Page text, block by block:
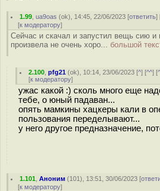
1.99 ,ua9oas (ok), 14:45, 22/06/2023 [ответить]
[к модератору]
Сейчас и скачал и запустил вещь сию и
произвела не очень хоро... большой
2.100 ,pfg21 (ok), 10:14, 23/06/2023 [^] [^^] [
[к модератору]
ужас какой :) сколь много еще
тебе, о юный падаван...
опять мамкины хацкеры кали в
пользования переделывают...
у него другое предназначение,
1.101 ,Аноним (101), 13:51, 30/06/2023 [
[к модератору]